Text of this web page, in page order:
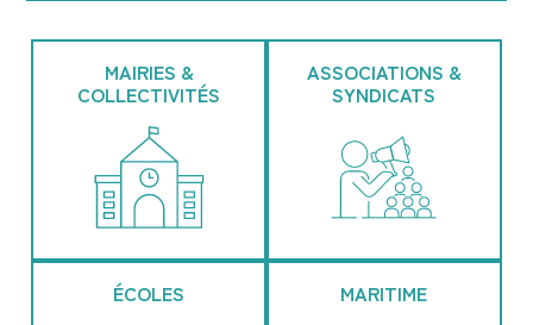
MAIRIES &
COLLECTIVITÉS
ASSOCIATIONS &
SYNDICATS
ÉCOLES MARITIME